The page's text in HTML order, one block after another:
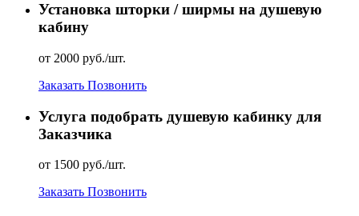
Установка шторки / ширмы на душевую
кабину
от 2000 руб./шт.
Заказать Позвонить
Услуга подобрать душевую кабинку для
Заказчика
от 1500 руб./шт.
Заказать Позвонить